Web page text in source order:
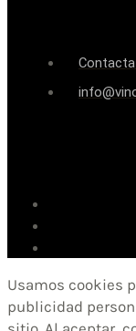
Usamos cookies
publicidad